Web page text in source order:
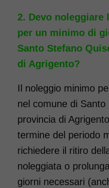
minimo è di 7
da 76 euro.
domicilio in
contattaci per
COSTO
da
SCHEDA
Devo noleggiare
per un minimo di
Santo Stefano
di Agrigento?
Il noleggio minimo
nel comune di
provincia di
termine del periodo
richiedere il ritiro
noleggiata o
giorni necessari